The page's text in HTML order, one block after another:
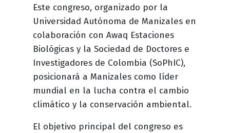
Este congreso, organizado por la
Universidad Autónoma de Manizales en
colaboración con Awaq Estaciones
Biológicas y la Sociedad de Doctores e
Investigadores de Colombia (SoPhIC),
posicionará a Manizales como líder
mundial en la lucha contra el cambio
climático y la conservación ambiental.
El objetivo principal del congreso es